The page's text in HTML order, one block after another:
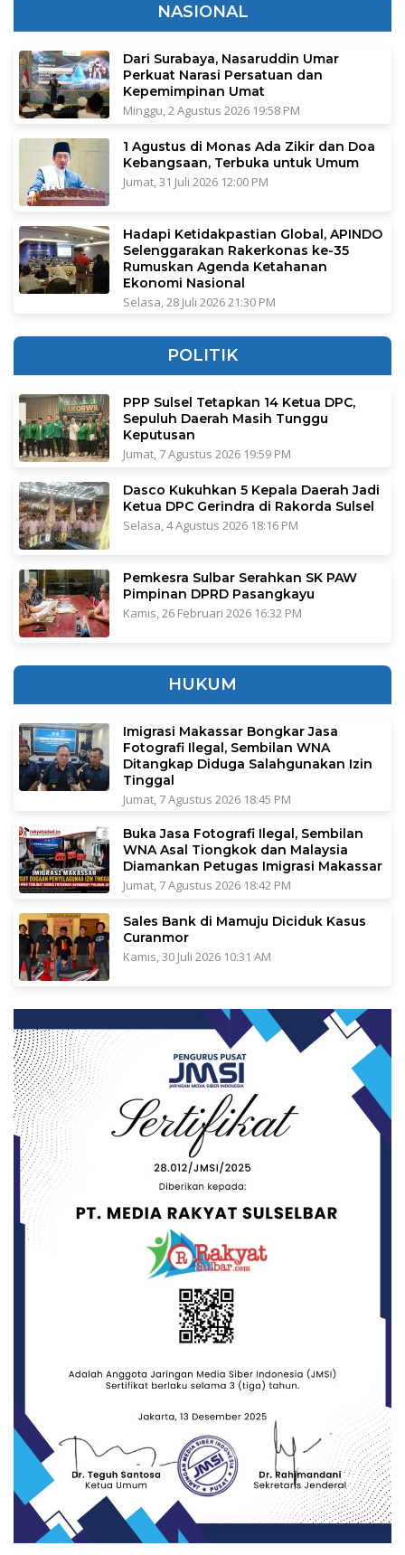
NASIONAL
Dari Surabaya, Nasaruddin Umar
Perkuat Narasi Persatuan dan
Kepemimpinan Umat
Minggu, 2 Agustus 2026 19:58 PM
1 Agustus di Monas Ada Zikir dan Doa
Kebangsaan, Terbuka untuk Umum
Jumat, 31 Juli 2026 12:00 PM
Hadapi Ketidakpastian Global, APINDO
Selenggarakan Rakerkonas ke-35
Rumuskan Agenda Ketahanan
Ekonomi Nasional
Selasa, 28 Juli 2026 21:30 PM
POLITIK
PPP Sulsel Tetapkan 14 Ketua DPC,
Sepuluh Daerah Masih Tunggu
Keputusan
Jumat, 7 Agustus 2026 19:59 PM
Dasco Kukuhkan 5 Kepala Daerah Jadi
Ketua DPC Gerindra di Rakorda Sulsel
Selasa, 4 Agustus 2026 18:16 PM
Pemkesra Sulbar Serahkan SK PAW
Pimpinan DPRD Pasangkayu
Kamis, 26 Februari 2026 16:32 PM
HUKUM
Imigrasi Makassar Bongkar Jasa
Fotografi Ilegal, Sembilan WNA
Ditangkap Diduga Salahgunakan Izin
Tinggal
Jumat, 7 Agustus 2026 18:45 PM
Buka Jasa Fotografi Ilegal, Sembilan
WNA Asal Tiongkok dan Malaysia
Diamankan Petugas Imigrasi Makassar
Jumat, 7 Agustus 2026 18:42 PM
Sales Bank di Mamuju Diciduk Kasus
Curanmor
Kamis, 30 Juli 2026 10:31 AM